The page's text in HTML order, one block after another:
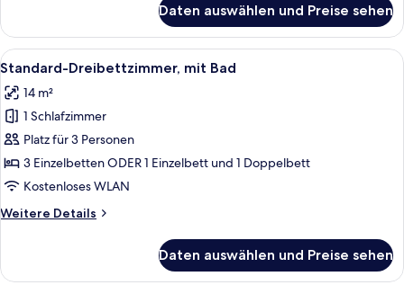
Doppelzimmer,
mit
Bad
Daten auswählen und Preise sehen
Alle
Fotos
für
Standard-
Dreibettzimmer,
mit
Bad
Ein Hotelzimmer mit Bett,
19
Standard-Dreibettzimmer, mit Bad
14 m²
1 Schlafzimmer
Platz für 3 Personen
3 Einzelbetten ODER 1 Einzelbett und 1 Doppelbett
Kostenloses WLAN
Weitere Details
Weitere
Dreibettzimmer,
Daten auswählen und Preise sehen